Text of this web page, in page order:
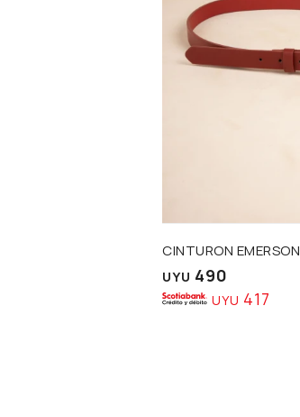
CINTURON EMERSON
UYU 490
UYU 417